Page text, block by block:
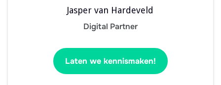
Jasper van Hardeveld
Digital Partner
Laten we kennismaken!